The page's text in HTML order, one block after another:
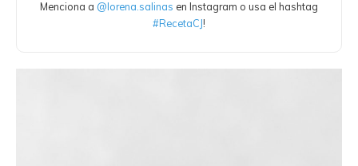
Menciona a @lorena.salinas en Instagram o usa el hashtag
#RecetaCJ!